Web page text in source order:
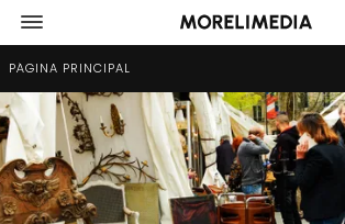
PÁGINA PRINCIPAL